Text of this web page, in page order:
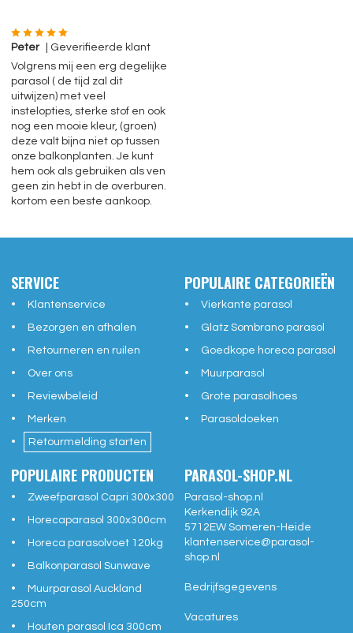
Peter
| Geverifieerde klant
Volgrens mij een erg degelijke
parasol ( de tijd zal dit
uitwijzen) met veel
instelopties, sterke stof en ook
nog een mooie kleur, (groen)
deze valt bijna niet op tussen
onze balkonplanten. Je kunt
hem ook als gebruiken als ven
geen zin hebt in de overburen.
kortom een beste aankoop.
SERVICE
Klantenservice
Bezorgen en afhalen
Retourneren en ruilen
Over ons
Reviewbeleid
Merken
Retourmelding starten
POPULAIRE CATEGORIEËN
Vierkante parasol
Glatz Sombrano parasol
Goedkope horeca parasol
Muurparasol
Grote parasolhoes
Parasoldoeken
POPULAIRE PRODUCTEN
Zweefparasol Capri 300x300
Horecaparasol 300x300cm
Horeca parasolvoet 120kg
Balkonparasol Sunwave
Muurparasol Auckland
250cm
Houten parasol Ica 300cm
PARASOL-SHOP.NL
Parasol-shop.nl
Kerkendijk 92A
5712EW Someren-Heide
klantenservice@parasol-
shop.nl
Bedrijfsgegevens
Vacatures